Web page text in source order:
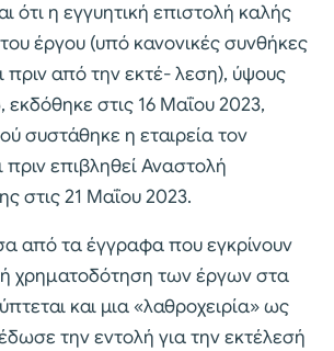
ότι η εγγυητική επιστολή καλής
έργου (υπό κανονικές συνθήκες
πριν από την εκτέ- λεση), ύψους
εκδόθηκε στις 16 Μαΐου 2023,
συστάθηκε η εταιρεία τον
πριν επιβληθεί Αναστολή
στις 21 Μαΐου 2023.
από τα έγγραφα που εγκρίνουν
χρηματοδότηση των έργων στα
και μια «λαθροχειρία» ως
την εντολή για την εκτέλεσή